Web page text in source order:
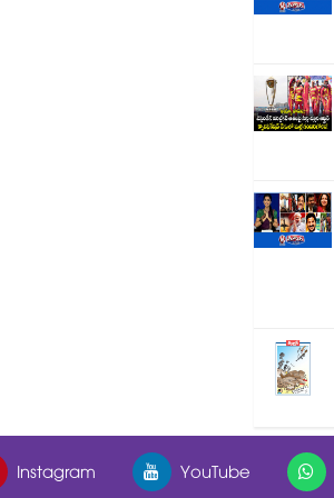
Instagram YouTube